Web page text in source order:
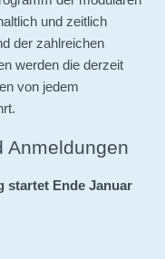
und zeitlich
der zahlreichen
werden die derzeit
von jedem
Anmeldungen
startet Ende Januar